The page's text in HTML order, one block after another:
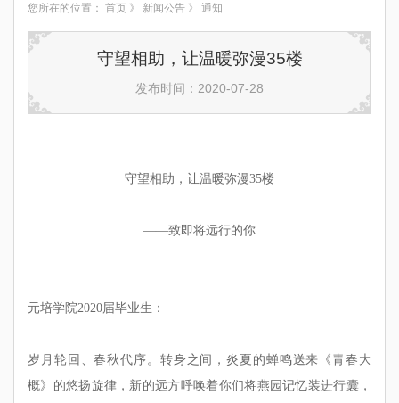
您所在的位置： 首页 》 新闻公告 》 通知
守望相助，让温暖弥漫35楼
发布时间：2020-07-28
守望相助，让温暖弥漫35楼
——致即将远行的你
元培学院2020届毕业生：
岁月轮回、春秋代序。转身之间，炎夏的蝉鸣送来《青春大
概》的悠扬旋律，新的远方呼唤着你们将燕园记忆装进行囊，